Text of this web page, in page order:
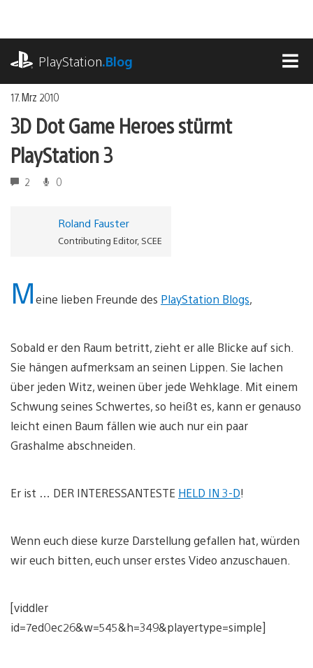
springen
PlayStation.Blog
17. Mrz 2010
3D Dot Game Heroes stürmt
PlayStation 3
2 0
Roland Fauster
Contributing Editor, SCEE
Meine lieben Freunde des PlayStation Blogs,
Sobald er den Raum betritt, zieht er alle Blicke auf sich.
Sie hängen aufmerksam an seinen Lippen. Sie lachen
über jeden Witz, weinen über jede Wehklage. Mit einem
Schwung seines Schwertes, so heißt es, kann er genauso
leicht einen Baum fällen wie auch nur ein paar
Grashalme abschneiden.
Er ist … DER INTERESSANTESTE HELD IN 3-D!
Wenn euch diese kurze Darstellung gefallen hat, würden
wir euch bitten, euch unser erstes Video anzuschauen.
[viddler
id=7ed0ec26&w=545&h=349&playertype=simple]